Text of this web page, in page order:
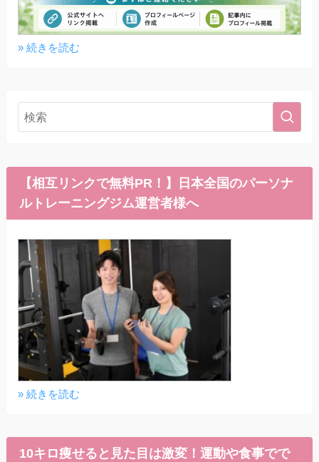
» 続きを読む
【相互リンクで無料PR！】日本全国のパーソナ
ルトレーニングジム運営者様へ
» 続きを読む
10キロ痩せると見た目は激変！運動や食事でで